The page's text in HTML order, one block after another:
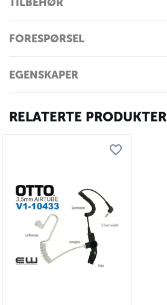
FORESPØRSEL
EGENSKAPER
RELATERTE PRODUKTER